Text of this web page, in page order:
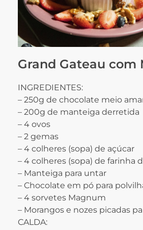
Grand Gateau com
INGREDIENTES:
– 250g de chocolate meio
– 200g de manteiga derretida
– 4 ovos
– 2 gemas
– 4 colheres (sopa) de açúcar
– 4 colheres (sopa) de farinha
– Manteiga para untar
– Chocolate em pó para
– 4 sorvetes Magnum
– Morangos e nozes picadas
CALDA: